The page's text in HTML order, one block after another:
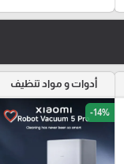
أدوات و مواد تنظيف
favorite_border -14%